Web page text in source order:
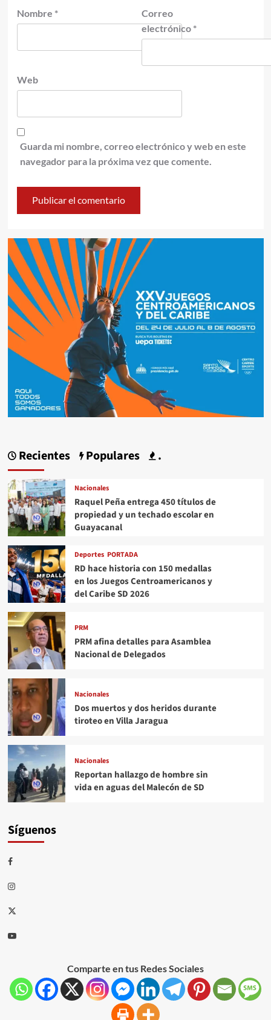
Nombre *
Correo
electrónico *
Web
Guarda mi nombre, correo electrónico y web en este
navegador para la próxima vez que comente.
Recientes Populares .
Nacionales
Raquel Peña entrega 450 títulos de
propiedad y un techado escolar en
Guayacanal
Deportes PORTADA
RD hace historia con 150 medallas
en los Juegos Centroamericanos y
del Caribe SD 2026
PRM
PRM afina detalles para Asamblea
Nacional de Delegados
Nacionales
Dos muertos y dos heridos durante
tiroteo en Villa Jaragua
Nacionales
Reportan hallazgo de hombre sin
vida en aguas del Malecón de SD
Síguenos
Comparte en tus Redes Sociales